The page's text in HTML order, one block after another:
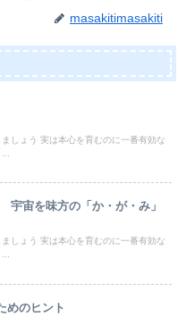
masakitimasakiti
しょう 実は本心を育むのに一番有効な
宙を味方の「か・が・み」
しょう 実は本心を育むのに一番有効な
...
めのヒント